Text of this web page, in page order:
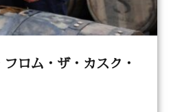
フロム・ザ・カスク・